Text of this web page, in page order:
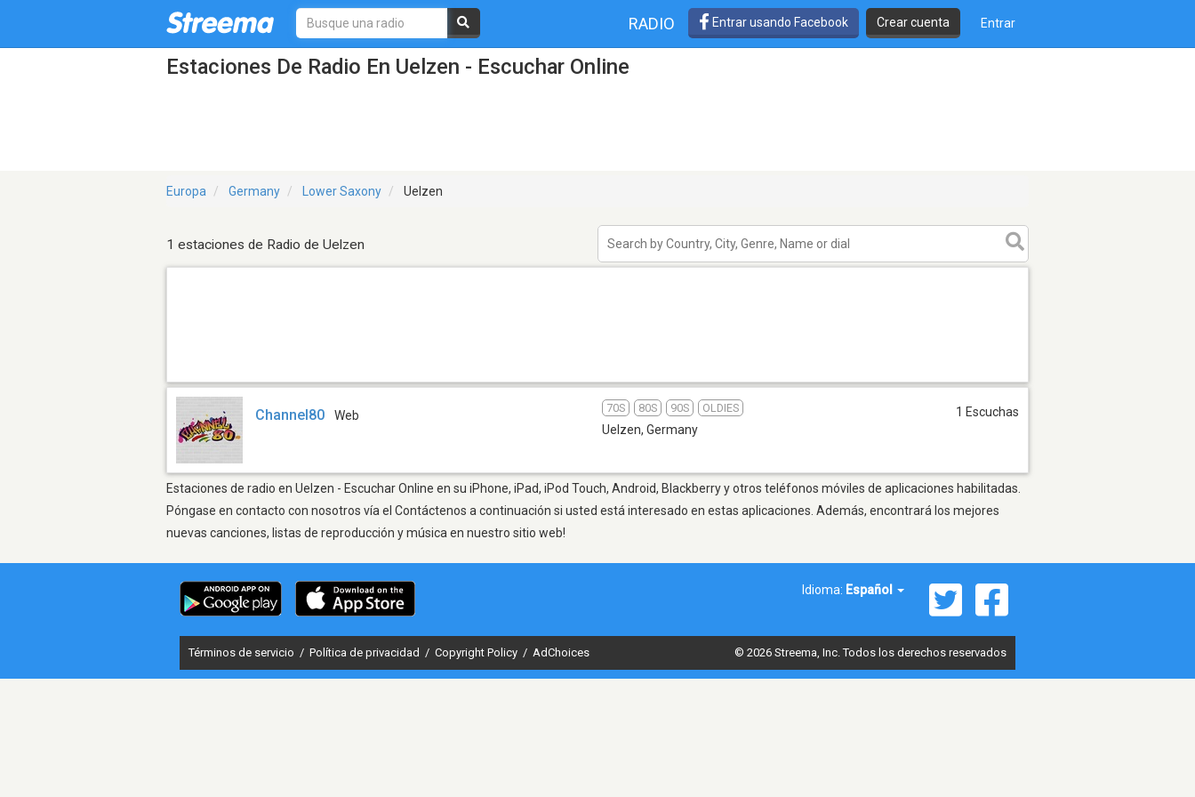
RADIO Entrar usando Facebook Crear cuenta Entrar
Estaciones De Radio En Uelzen - Escuchar Online
Europa Germany Lower Saxony Uelzen
1 estaciones de Radio de Uelzen
Channel80 Web
70S 80S 90S OLDIES
Uelzen, Germany
1 Escuchas
Estaciones de radio en Uelzen - Escuchar Online en su iPhone, iPad, iPod Touch, Android, Blackberry y otros teléfonos móviles de aplicaciones habilitadas.
Póngase en contacto con nosotros vía el Contáctenos a continuación si usted está interesado en estas aplicaciones. Además, encontrará los mejores
nuevas canciones, listas de reproducción y música en nuestro sitio web!
Idioma: Español
Términos de servicio / Política de privacidad / Copyright Policy / AdChoices © 2026 Streema, Inc. Todos los derechos reservados